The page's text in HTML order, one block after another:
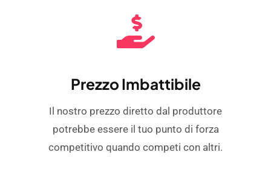
Prezzo Imbattibile
Il nostro prezzo diretto dal produttore
potrebbe essere il tuo punto di forza
competitivo quando competi con altri.